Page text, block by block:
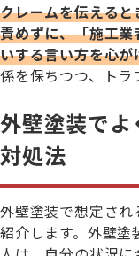
クレームを伝える
責めずに、「施工
いする言い方を心が
係を保ちつつ、トラ
外壁塗装でよ
対処法
外壁塗装で想定さ
紹介します。外壁塗